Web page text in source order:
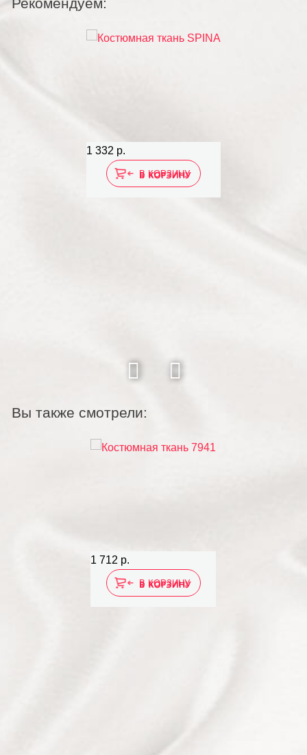
Рекомендуем:
1 332 р.
В КОРЗИНУ
Вы также смотрели:
1 712 р.
В КОРЗИНУ